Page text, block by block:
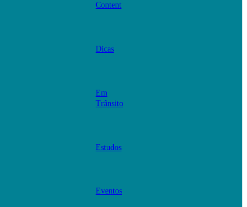
Content
Dicas
Em
Trânsito
Estudos
Eventos